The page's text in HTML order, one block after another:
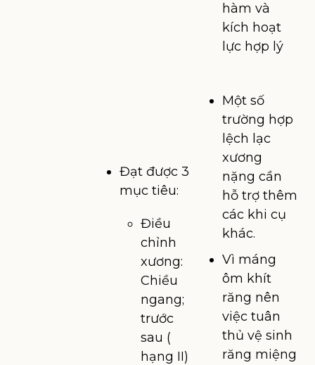
hàm và
kích hoạt
lực hợp lý
Đạt được 3
mục tiêu:
Điều
chỉnh
xương:
Chiều
ngang;
trước
sau (
hạng II)
Một số
trường hợp
lệch lạc
xương
nặng cần
hỗ trợ thêm
các khi cụ
khác.
Vì máng
ôm khít
răng nên
việc tuân
thủ vệ sinh
răng miệng